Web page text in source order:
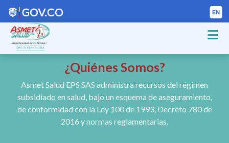
¿Quiénes Somos?
Asmet Salud EPS SAS administra recursos del régimen
subsidiado en salud, bajo un esquema de aseguramiento,
de conformidad con la Ley 100 de 1993, Decreto 780 de
2016 y normas reglamentarias.